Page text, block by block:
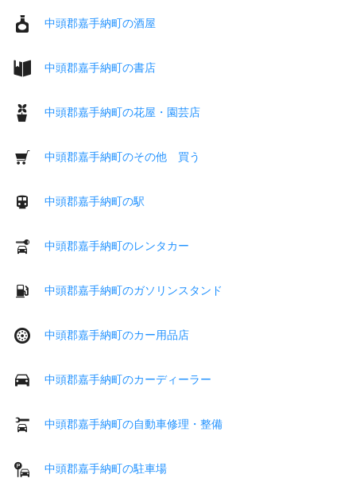
中頭郡嘉手納町の酒屋
中頭郡嘉手納町の書店
中頭郡嘉手納町の花屋・園芸店
中頭郡嘉手納町のその他 買う
中頭郡嘉手納町の駅
中頭郡嘉手納町のレンタカー
中頭郡嘉手納町のガソリンスタンド
中頭郡嘉手納町のカー用品店
中頭郡嘉手納町のカーディーラー
中頭郡嘉手納町の自動車修理・整備
中頭郡嘉手納町の駐車場